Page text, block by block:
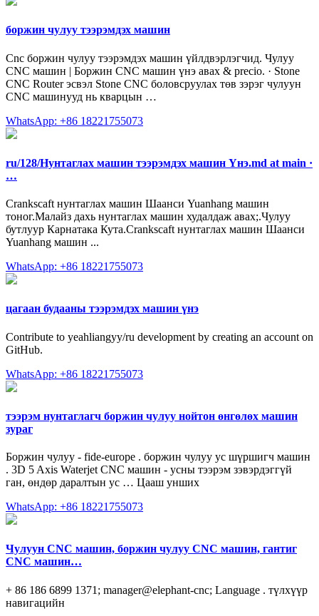
боржин чулуу тээрэмдэх машин
Cnc боржин чулуу тээрэмдэх машин үйлдвэрлэгчид. Чулуу
CNC машин | Боржин CNC машин үнэ авах & precio. · Stone
CNC Router эсвэл Stone CNC боловсруулах төв зэрэг чулуун
CNC машинууд нь кварцын …
WhatsApp: +86 18221755073
ru/128/Нунтаглах машин тээрэмдэх машин Үнэ.md at main ·
…
Crankscaft нунтаглах машин Шаанси Yuanhang машин
тоног.Малайз дахь нунтаглах машин худалдаж авах;.Чулуу
бутлуур Карнатака Кута.Crankscaft нунтаглах машин Шаанси
Yuanhang машин ...
WhatsApp: +86 18221755073
цагаан будааны тээрэмдэх машин үнэ
Contribute to yeahliangyy/ru development by creating an account on
GitHub.
WhatsApp: +86 18221755073
тээрэм нунтаглагч боржин чулуу нойтон өнгөлөх машин
зураг
Боржин чулуу - fide-europe . боржин чулуу ус шүршигч машин
. 3D 5 Axis Waterjet CNC машин - усны тээрэм зэвэрдэггүй
ган, өндөр даралтын ус … Цааш унших
WhatsApp: +86 18221755073
Чулуун CNC машин, боржин чулуу CNC машин, гантиг
CNC машин…
+ 86 186 6899 1371; manager@elephant-cnc; Language . түлхүүр
навигацийн